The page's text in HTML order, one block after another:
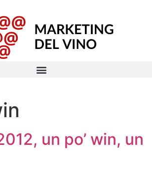
un po’ win, un